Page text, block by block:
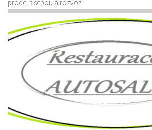
prodej s sebou a rozvoz